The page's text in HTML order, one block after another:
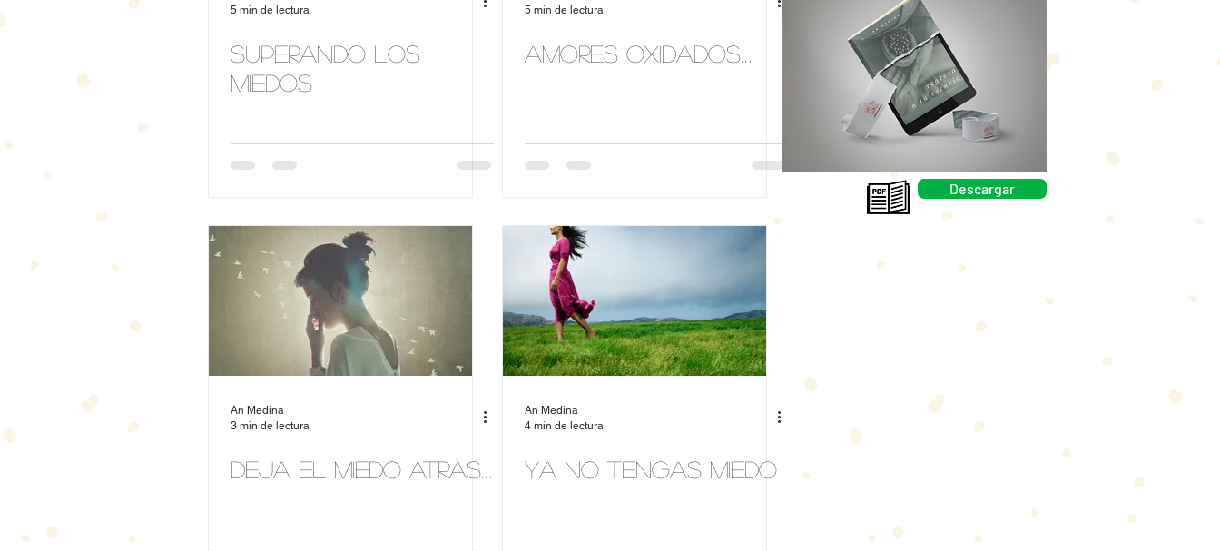
5 min de lectura
Superando los
miedos
5 min de lectura
Amores oxidados…
An Medina
3 min de lectura
Deja el miedo atrás…
An Medina
4 min de lectura
Ya no tengas miedo
Descargar